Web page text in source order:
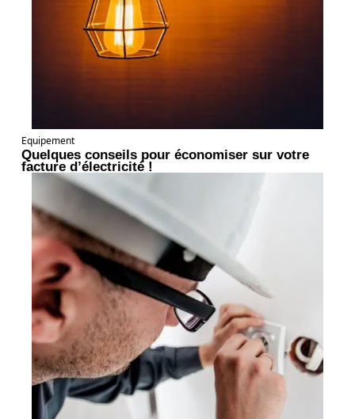
Equipement
Quelques conseils pour économiser sur votre
facture d’électricité !